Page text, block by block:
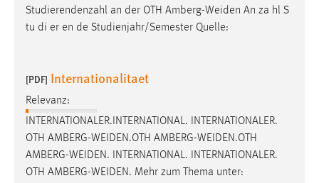
Studierendenzahl an der OTH Amberg-Weiden An za hl S
tu di er en de Studienjahr/Semester Quelle:
[PDF] Internationalitaet
Relevanz:
INTERNATIONALER.INTERNATIONAL. INTERNATIONALER.
OTH AMBERG-WEIDEN.OTH AMBERG-WEIDEN.OTH
AMBERG-WEIDEN. INTERNATIONAL. INTERNATIONALER.
OTH AMBERG-WEIDEN. Mehr zum Thema unter: